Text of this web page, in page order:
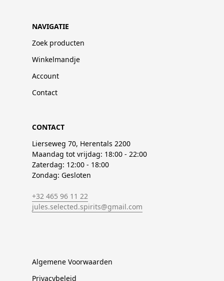
NAVIGATIE
Zoek producten
Winkelmandje
Account
Contact
CONTACT
Lierseweg 70, Herentals 2200
Maandag tot vrijdag: 18:00 - 22:00
Zaterdag: 12:00 - 18:00
Zondag: Gesloten
+32 465 96 11 22
jules.selected.spirits@gmail.com
Algemene Voorwaarden
Privacybeleid